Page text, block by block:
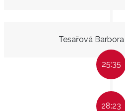
Tesařová Barbora
25:35
28:23